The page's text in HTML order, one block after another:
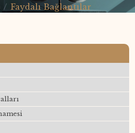
Faydalı Bağlantılar